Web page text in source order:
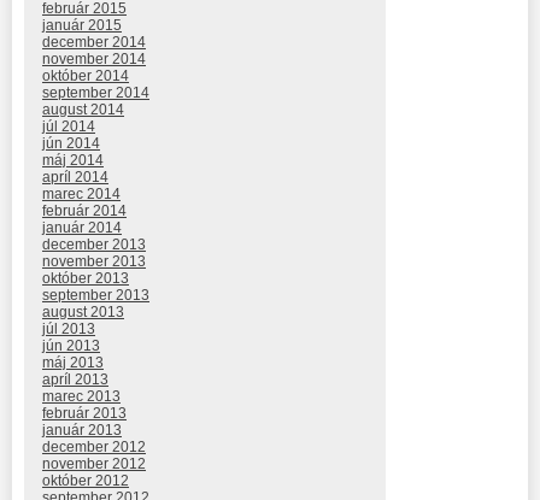
február 2015
január 2015
december 2014
november 2014
október 2014
september 2014
august 2014
júl 2014
jún 2014
máj 2014
apríl 2014
marec 2014
február 2014
január 2014
december 2013
november 2013
október 2013
september 2013
august 2013
júl 2013
jún 2013
máj 2013
apríl 2013
marec 2013
február 2013
január 2013
december 2012
november 2012
október 2012